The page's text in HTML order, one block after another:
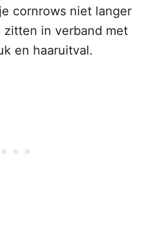
cornrows niet langer
zitten in verband met
en haaruitval.